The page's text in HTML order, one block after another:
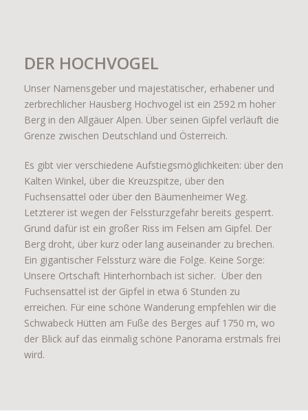
DER HOCHVOGEL
Unser Namensgeber und majestätischer, erhabener und
zerbrechlicher Hausberg Hochvogel ist ein 2592 m hoher
Berg in den Allgäuer Alpen. Über seinen Gipfel verläuft die
Grenze zwischen Deutschland und Österreich.
Es gibt vier verschiedene Aufstiegsmöglichkeiten: über den
Kalten Winkel, über die Kreuzspitze, über den
Fuchsensattel oder über den Bäumenheimer Weg.
Letzterer ist wegen der Felssturzgefahr bereits gesperrt.
Grund dafür ist ein großer Riss im Felsen am Gipfel. Der
Berg droht, über kurz oder lang auseinander zu brechen.
Ein gigantischer Felssturz wäre die Folge. Keine Sorge:
Unsere Ortschaft Hinterhornbach ist sicher. Über den
Fuchsensattel ist der Gipfel in etwa 6 Stunden zu
erreichen. Für eine schöne Wanderung empfehlen wir die
Schwabeck Hütten am Fuße des Berges auf 1750 m, wo
der Blick auf das einmalig schöne Panorama erstmals frei
wird.